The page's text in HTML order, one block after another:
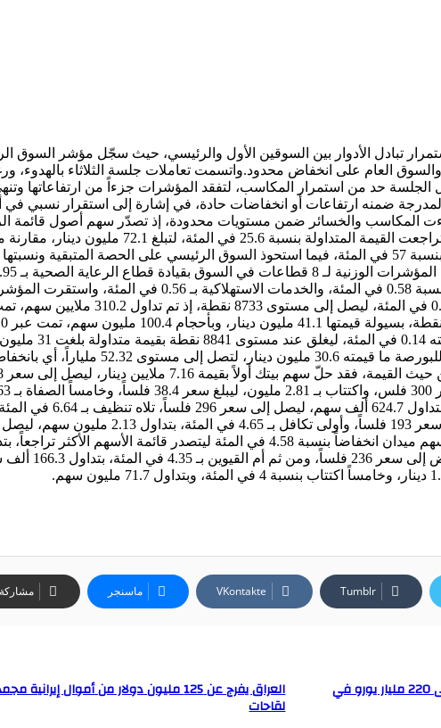
تبادل الأدوار بين السوقين الأول والرئيسي، حيث سجّل مؤشر السوق
العام على انخفاض محدود.واتسمت تعاملات جلسة الثلاثاء بالهدوء،
حد من استمرار المكاسب، لتفقد المؤشرات جزءاً من ارتفاعاتها
ضمنه ارتفاعات أو انخفاضات حادة، في إشارة إلى استقرار نسبي في
ارتفعت المؤشرات لـ 4 قطاعات بصدارة قطاع الصناعة بنسبة
‏Tumblr ماسنجر مشاركة
العجز في الميزانية الفرنسية سيرتفع إلى 220 مليار يورو في العراق يفرج عن 125 مليون دولار من أموال
لقاحات